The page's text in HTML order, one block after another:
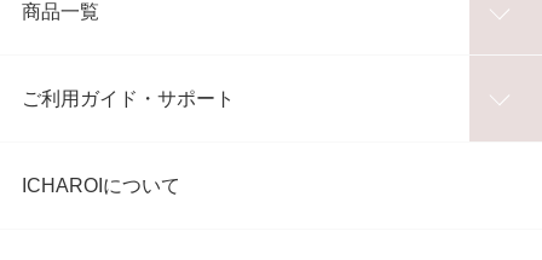
商品一覧
ご利用ガイド・サポート
ICHAROIについて